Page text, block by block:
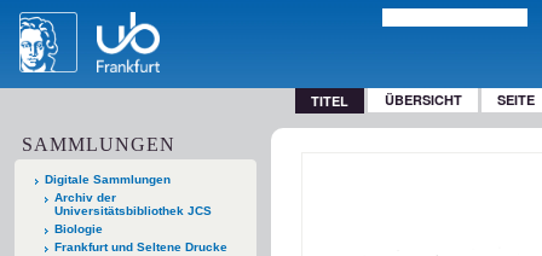
TITEL ÜBERSICHT SEITE
SAMMLUNGEN
Digitale Sammlungen
Archiv der
Universitätsbibliothek JCS
Biologie
Frankfurt und Seltene Drucke